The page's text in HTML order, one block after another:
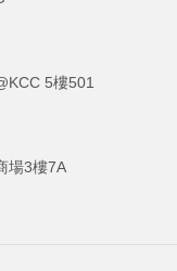
5樓501
場3樓7A